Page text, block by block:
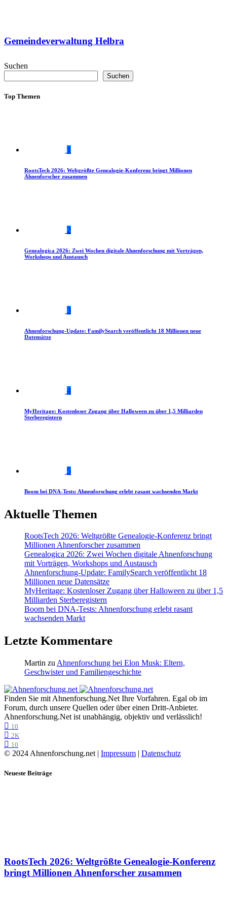
Gemeindeverwaltung Helbra
Suchen
Suchen
Top Themen
1
RootsTech 2026: Weltgrößte Genealogie-Konferenz bringt Millionen
Ahnenforscher zusammen
2
Genealogica 2026: Zwei Wochen digitale Ahnenforschung mit Vorträgen,
Workshops und Austausch
3
Ahnenforschung-Update: FamilySearch veröffentlicht 18 Millionen neue
Datensätze
4
MyHeritage: Kostenloser Zugang über Halloween zu über 1,5 Milliarden
Sterberegistern
5
Boom bei DNA-Tests: Ahnenforschung erlebt rasant wachsenden Markt
Aktuelle Themen
RootsTech 2026: Weltgrößte Genealogie-Konferenz bringt
Millionen Ahnenforscher zusammen
Genealogica 2026: Zwei Wochen digitale Ahnenforschung
mit Vorträgen, Workshops und Austausch
Ahnenforschung-Update: FamilySearch veröffentlicht 18
Millionen neue Datensätze
MyHeritage: Kostenloser Zugang über Halloween zu über 1,5
Milliarden Sterberegistern
Boom bei DNA-Tests: Ahnenforschung erlebt rasant
wachsenden Markt
Letzte Kommentare
Martin zu Ahnenforschung bei Elon Musk: Eltern,
Geschwister und Familiengeschichte
Finden Sie mit Ahnenforschung.Net Ihre Vorfahren. Egal ob im
Forum, durch unsere Quellen oder über einen Dritt-Anbieter.
Ahnenforschung.Net ist unabhängig, objektiv und verlässlich!
10
2K
10
© 2024 Ahnenforschung.net | Impressum | Datenschutz
Neueste Beiträge
RootsTech 2026: Weltgrößte Genealogie-Konferenz
bringt Millionen Ahnenforscher zusammen